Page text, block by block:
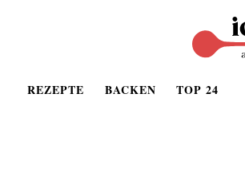
REZEPTE BACKEN TOP 24